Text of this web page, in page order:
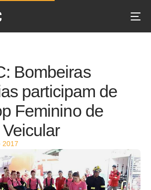
Bombeiras
participam de
Feminino de
2017